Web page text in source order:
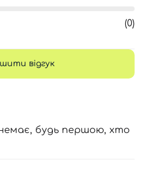
(0)
відгук
будь першою, хто